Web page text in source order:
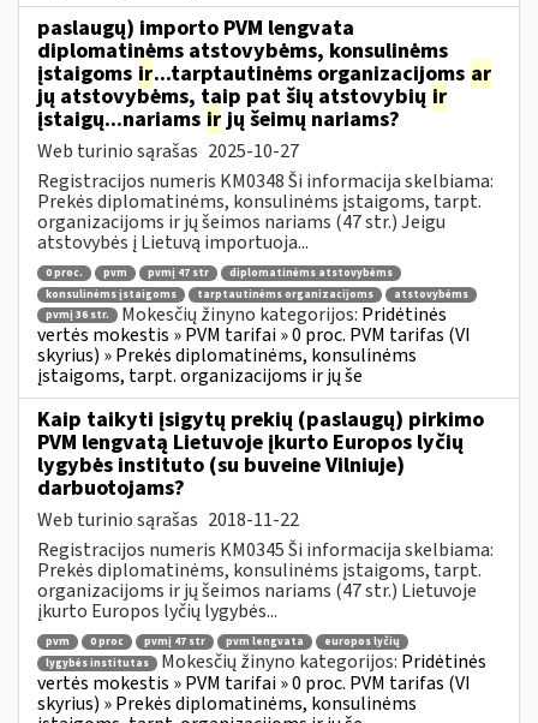
paslaugų) importo PVM lengvata
diplomatinėms atstovybėms, konsulinėms
įstaigoms ir...tarptautinėms organizacijoms ar
jų atstovybėms, taip pat šių atstovybių ir
įstaigų...nariams irjų šeimų nariams?
Web turinio sąrašas 2025-10-27
Registracijos numeris KM0348 Ši informacija skelbiama:
Prekės diplomatinėms, konsulinėms įstaigoms, tarpt.
organizacijoms ir jų šeimos nariams (47 str.) Jeigu
atstovybės į Lietuvą importuoja...
0 proc. pvm pvmį 47 str
diplomatinėms atstovybėms
konsulinėms įstaigoms
tarptautinėms organizacijoms
atstovybėms
pvmį 36 str.
Mokesčių žinyno kategorijos: Pridėtinės
vertės mokestis » PVM tarifai » 0 proc. PVM tarifas (VI
skyrius) » Prekės diplomatinėms, konsulinėms
įstaigoms, tarpt. organizacijoms ir jų še
Kaip taikyti įsigytų prekių (paslaugų) pirkimo
PVM lengvatą Lietuvoje įkurto Europos lyčių
lygybės instituto (su buveine Vilniuje)
darbuotojams?
Web turinio sąrašas 2018-11-22
Registracijos numeris KM0345 Ši informacija skelbiama:
Prekės diplomatinėms, konsulinėms įstaigoms, tarpt.
organizacijoms ir jų šeimos nariams (47 str.) Lietuvoje
įkurto Europos lyčių lygybės...
pvm 0 proc pvmį 47 str pvm lengvata
europos lyčių
lygybės institutas
Mokesčių žinyno kategorijos: Pridėtinės
vertės mokestis » PVM tarifai » 0 proc. PVM tarifas (VI
skyrius) » Prekės diplomatinėms, konsulinėms